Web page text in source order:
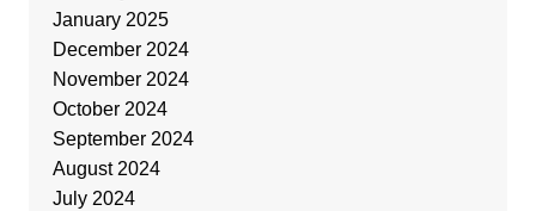
January 2025
December 2024
November 2024
October 2024
September 2024
August 2024
July 2024